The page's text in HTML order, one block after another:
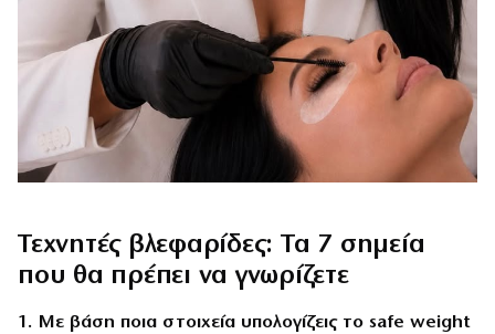
Τεχνητές βλεφαρίδες: Τα 7 σημεία
που θα πρέπει να γνωρίζετε
1. Με βάση ποια στοιχεία υπολογίζεις το safe weight